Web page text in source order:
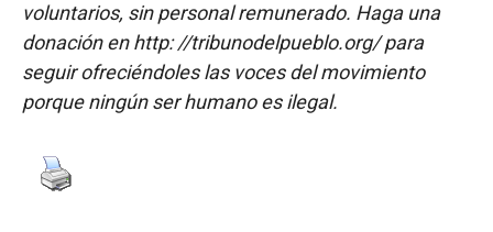
voluntarios, sin personal remunerado. Haga una
donación en http: //tribunodelpueblo.org/ para
seguir ofreciéndoles las voces del movimiento
porque ningún ser humano es ilegal.